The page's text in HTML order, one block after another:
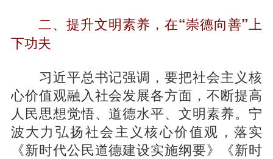
二、提升文明素养，在“崇德向善”上
下功夫
习近平总书记强调，要把社会主义核
心价值观融入社会发展各方面，不断提高
人民思想觉悟、道德水平、文明素养。宁
波大力弘扬社会主义核心价值观，落实
《新时代公民道德建设实施纲要》《新时